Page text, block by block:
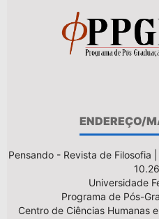
ENDEREÇO/
Pensando - Revista de Filosofia |
Universidade
Programa de Pós-
Centro de Ciências Humanas